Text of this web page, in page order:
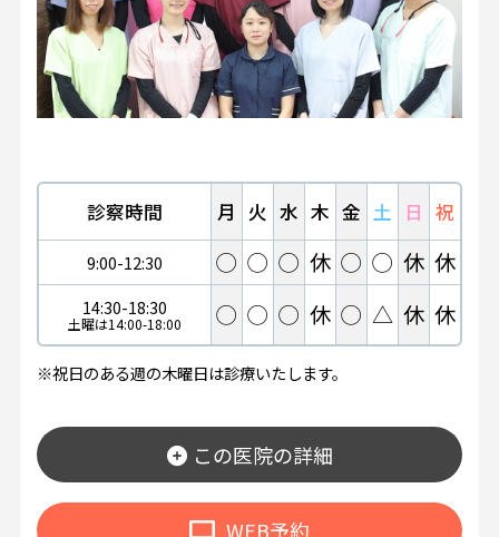
診察時間 月 火 水 木 金 土 日 祝
9:00-12:30 ◯ ◯ ◯ 休 ◯ ◯ 休 休
14:30-18:30
土曜は14:00-18:00 ◯ ◯ ◯ 休 ◯ △ 休 休
※祝日のある週の木曜日は診療いたします。
この医院の詳細
WEB予約